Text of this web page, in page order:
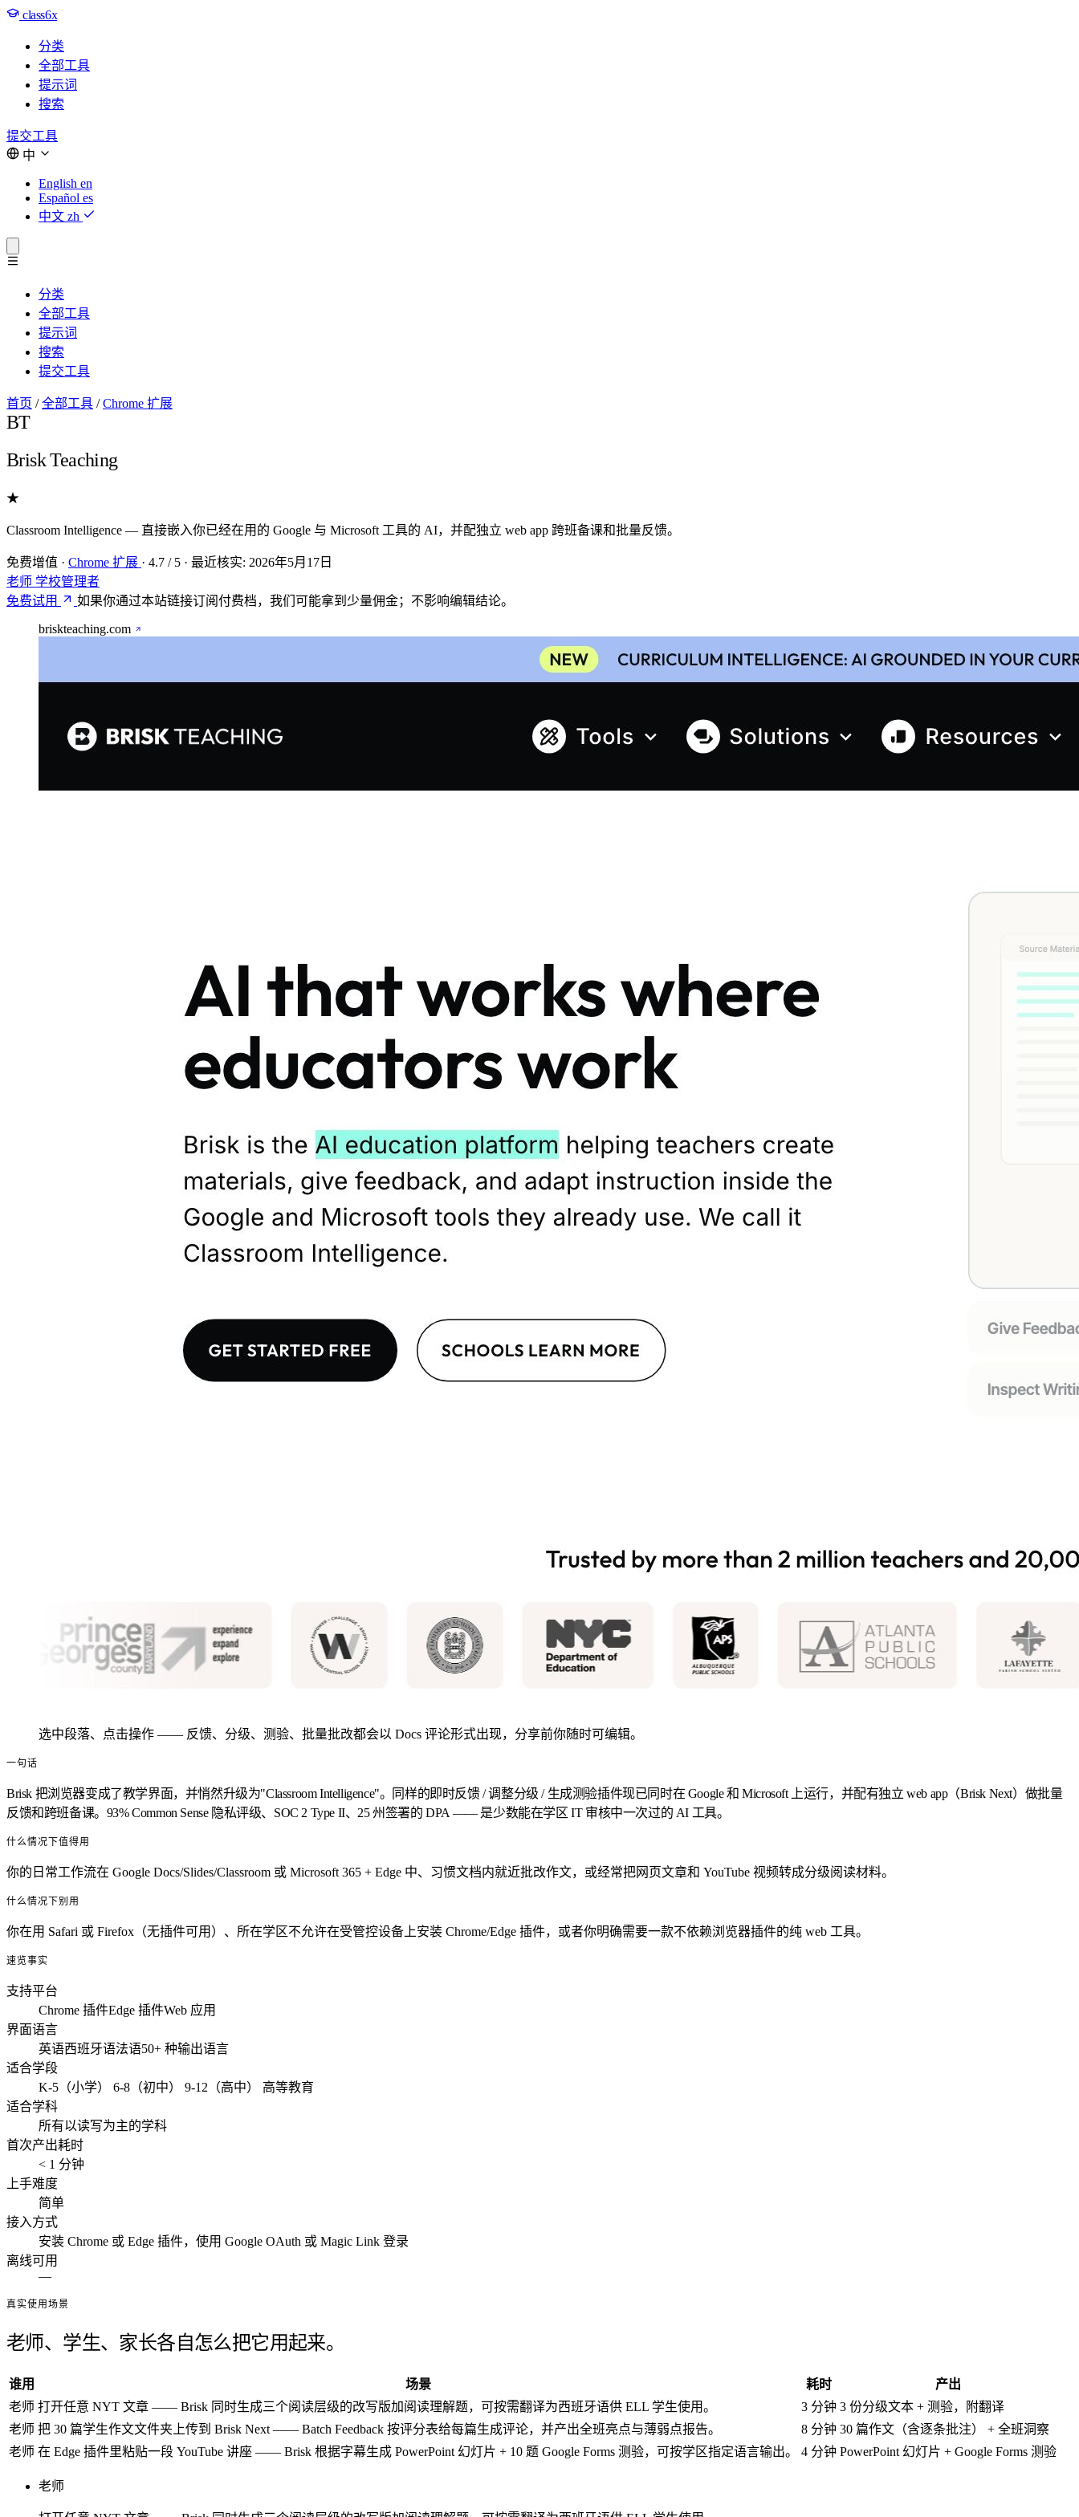
class6x
分类
全部工具
提示词
搜索
提交工具
中
English en
Español es
中文 zh
分类
全部工具
提示词
搜索
提交工具
首页 / 全部工具 / Chrome 扩展
BT
Brisk Teaching
★
Classroom Intelligence — 直接嵌入你已经在用的 Google 与 Microsoft 工具的 AI，并配独立 web app 跨班备课和批量反馈。
免费增值 · Chrome 扩展 · 4.7 / 5 · 最近核实: 2026年5月17日
老师 学校管理者
免费试用
如果你通过本站链接订阅付费档，我们可能拿到少量佣金；不影响编辑结论。
briskteaching.com
选中段落、点击操作 —— 反馈、分级、测验、批量批改都会以 Docs 评论形式出现，分享前你随时可编辑。
一句话
Brisk 把浏览器变成了教学界面，并悄然升级为"Classroom Intelligence"。同样的即时反馈 / 调整分级 / 生成测验插件现已同时在 Google 和 Microsoft 上运行，并配有独立 web app（Brisk Next）做批量
反馈和跨班备课。93% Common Sense 隐私评级、SOC 2 Type II、25 州签署的 DPA —— 是少数能在学区 IT 审核中一次过的 AI 工具。
什么情况下值得用
你的日常工作流在 Google Docs/Slides/Classroom 或 Microsoft 365 + Edge 中、习惯文档内就近批改作文，或经常把网页文章和 YouTube 视频转成分级阅读材料。
什么情况下别用
你在用 Safari 或 Firefox（无插件可用）、所在学区不允许在受管控设备上安装 Chrome/Edge 插件，或者你明确需要一款不依赖浏览器插件的纯 web 工具。
速览事实
支持平台
Chrome 插件Edge 插件Web 应用
界面语言
英语西班牙语法语50+ 种输出语言
适合学段
K-5（小学） 6-8（初中） 9-12（高中） 高等教育
适合学科
所有以读写为主的学科
首次产出耗时
< 1 分钟
上手难度
简单
接入方式
安装 Chrome 或 Edge 插件，使用 Google OAuth 或 Magic Link 登录
离线可用
—
真实使用场景
老师、学生、家长各自怎么把它用起来。
谁用 场景 耗时
产出
老师 打开任意 NYT 文章 —— Brisk 同时生成三个阅读层级的改写版加阅读理解题，可按需翻译为西班牙语供 ELL 学生使用。 3 分钟 3 份分级文本 + 测验，附翻译
老师 把 30 篇学生作文文件夹上传到 Brisk Next —— Batch Feedback 按评分表给每篇生成评论，并产出全班亮点与薄弱点报告。 8 分钟 30 篇作文（含逐条批注） + 全班洞察
老师 在 Edge 插件里粘贴一段 YouTube 讲座 —— Brisk 根据字幕生成 PowerPoint 幻灯片 + 10 题 Google Forms 测验，可按学区指定语言输出。 4 分钟 PowerPoint 幻灯片 + Google Forms 测验
老师